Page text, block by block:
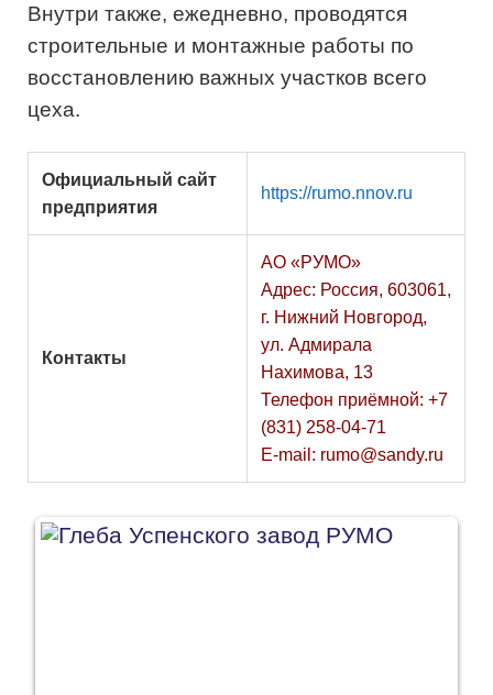
Внутри также, ежедневно, проводятся
строительные и монтажные работы по
восстановлению важных участков всего
цеха.
Официальный сайт
предприятия
https://rumo.nnov.ru
Контакты
АО «РУМО»
Адрес: Россия, 603061,
г. Нижний Новгород,
ул. Адмирала
Нахимова, 13
Телефон приёмной: +7
(831) 258-04-71
E-mail: rumo@sandy.ru